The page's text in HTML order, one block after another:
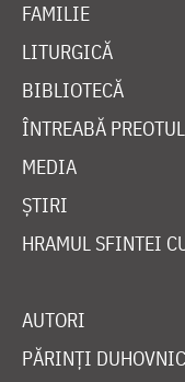
FAMILIE
LITURGICĂ
BIBLIOTECĂ
ÎNTREABĂ PREOTUL
MEDIA
ȘTIRI
HRAMUL SFINTEI
AUTORI
PĂRINȚI